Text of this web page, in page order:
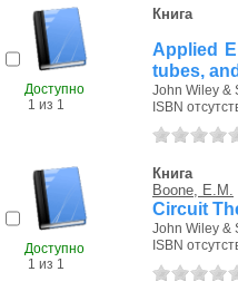
Доступно
1 из 1
Книга
Applied
tubes,
John Wiley &
ISBN
Доступно
1 из 1
Книга
Boone, E.M.
Circuit
John Wiley &
ISBN